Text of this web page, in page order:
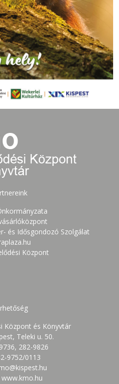
és Idősgondozó Szolgálat
Központ
Központ és Könyvtár
Teleki u. 50.
282-9826
9752/0113